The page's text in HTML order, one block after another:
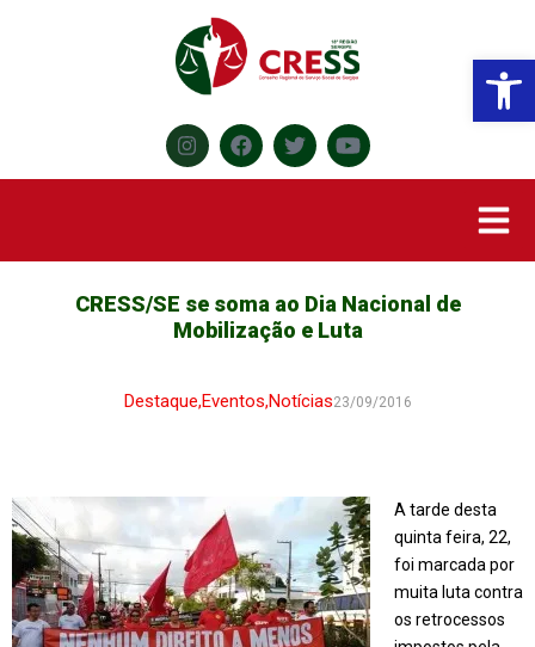
CRESS/SE se soma ao Dia Nacional de
Mobilização e Luta
Destaque,Eventos,Notícias23/09/2016
A tarde desta
quinta feira, 22,
foi marcada por
muita luta contra
os retrocessos